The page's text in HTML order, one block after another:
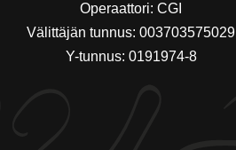
Operaattori: CGI
Välittäjän tunnus: 003703575029
Y-tunnus: 0191974-8